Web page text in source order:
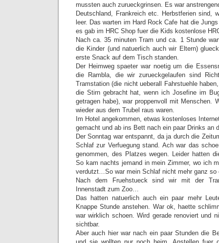
mussten auch zurueckgrinsen. Es war
Deutschland, Frankreich etc. Herbstferien sind,
leer. Das warten im Hard Rock Cafe hat die
es gab im HRC Shop fuer die Kids kostenlose
Nach ca. 35 minuten Tram und ca. 1 Stunde
die Kinder (und natuerlich auch wir Eltern)
erste Snack auf dem Tisch standen.
Der Heimweg spaeter war noetig um die
die Rambla, die wir zurueckgelaufen sind
Tramstation (die nicht ueberall Fahrstuehle
die Stirn gebracht hat, wenn ich Josefine im
getragen habe), war proppenvoll mit Menschen.
wieder aus dem Trubel raus waren.
Im Hotel angekommen, etwas kostenloses
gemacht und ab ins Bett nach ein paar Drinks an
Der Sonntag war entspannt, da ja durch die
Schlaf zur Verfuegung stand. Ach war das
genommen, des Platzes wegen. Leider hatten
So kam nachts jemand in mein Zimmer, wo ich
verdutzt…So war mein Schlaf nicht mehr ganz so
Nach dem Fruehstueck sind wir mit der
Innenstadt zum Zoo…
Das hatten natuerlich auch ein paar mehr
Knappe Stunde anstehen. War ok, haette
war wirklich schoen. Wird gerade renoviert und
sichtbar.
Aber auch hier war nach ein paar Stunden die